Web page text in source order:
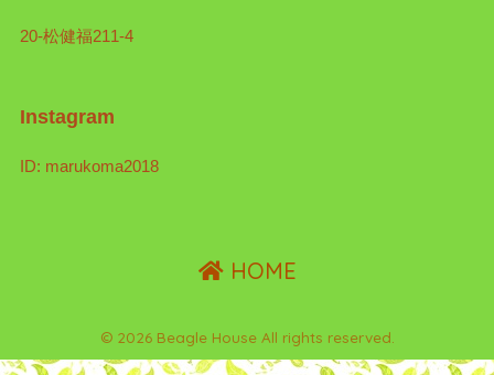
20-松健福211-4
Instagram
ID: marukoma2018
HOME
© 2026 Beagle House All rights reserved.